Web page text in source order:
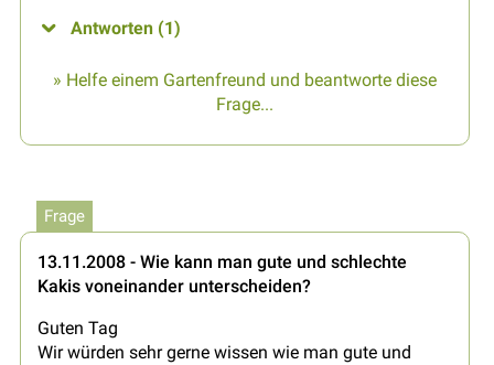
Antworten (1)
» Helfe einem Gartenfreund und beantworte diese
Frage...
Frage
13.11.2008 - Wie kann man gute und schlechte
Kakis voneinander unterscheiden?
Guten Tag
Wir würden sehr gerne wissen wie man gute und